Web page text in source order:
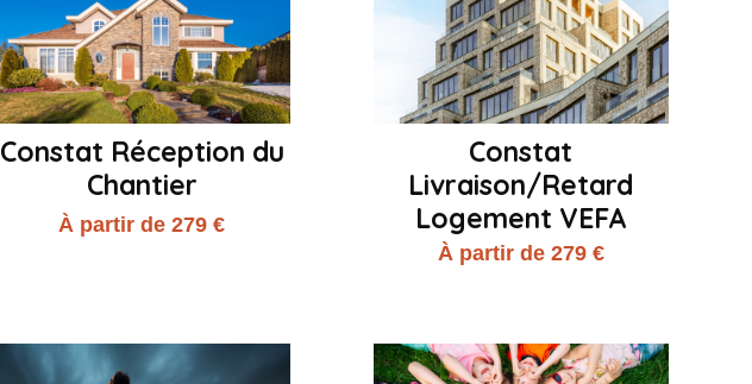
Constat Réception du
Chantier
À partir de 279 €
Constat
Livraison/Retard
Logement VEFA
À partir de 279 €